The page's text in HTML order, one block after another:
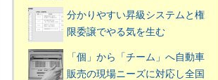
分かりやすい昇級システムと権
限委譲でやる気を生む
「個」から「チーム」へ自動車
販売の現場ニーズに対応し全国